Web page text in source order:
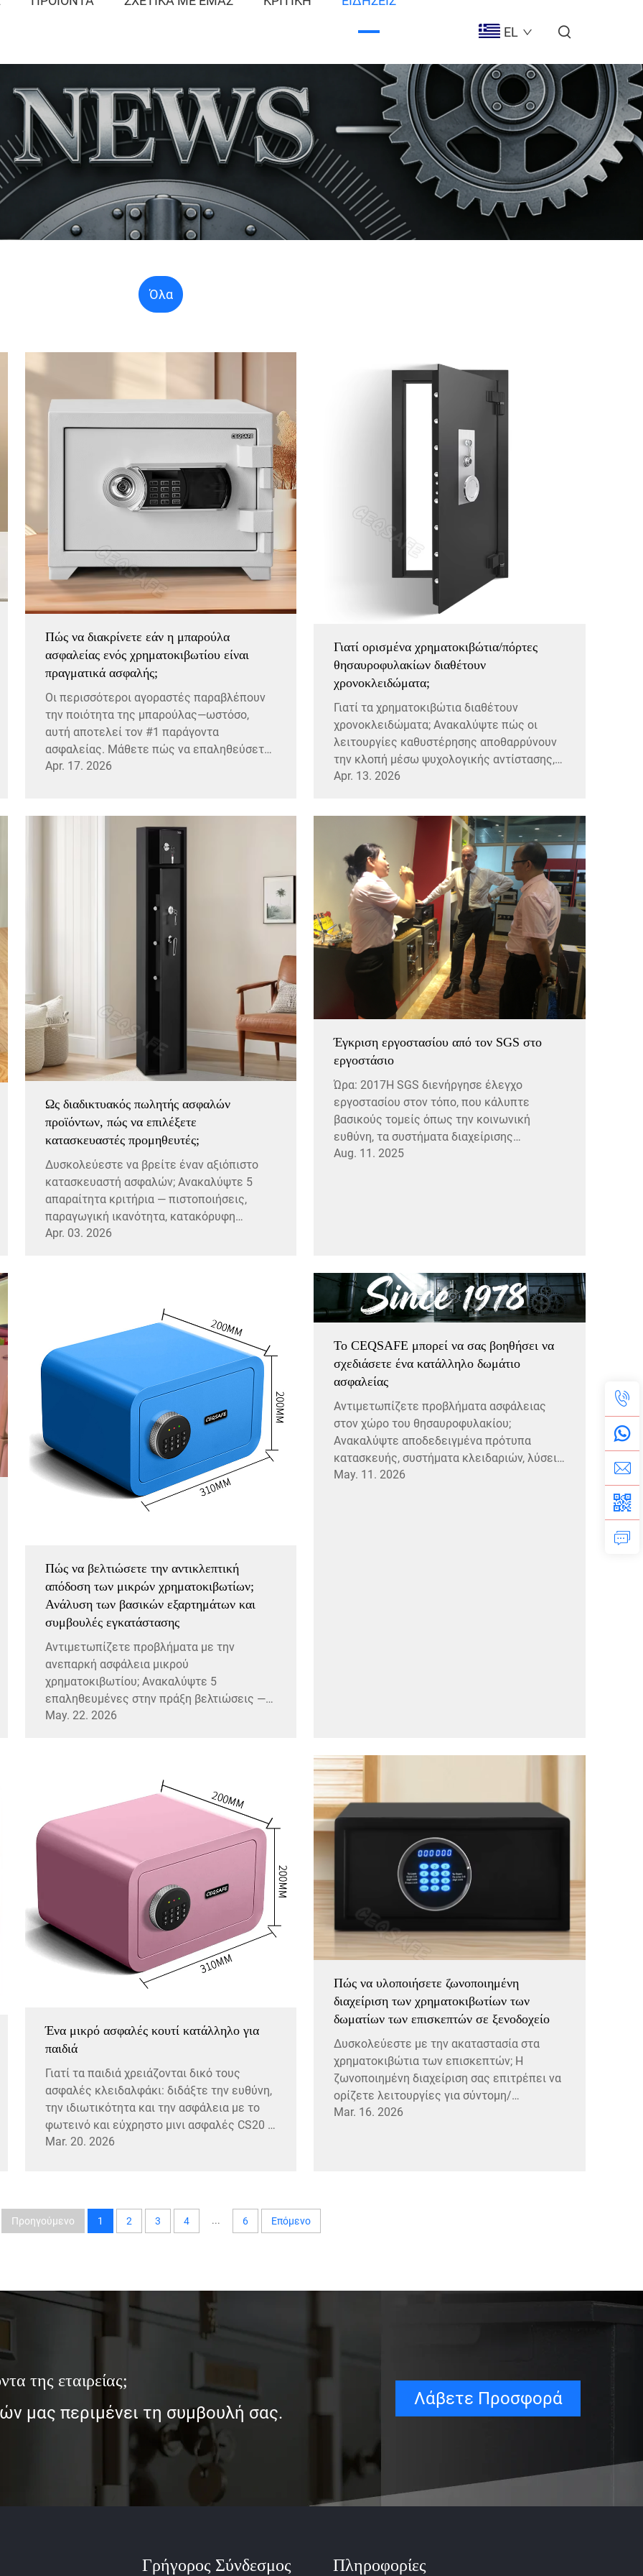
EL
Όλα
Πώς να διακρίνετε εάν η μπαρούλα
ασφαλείας ενός χρηματοκιβωτίου είναι
πραγματικά ασφαλής;
Οι περισσότεροι αγοραστές παραβλέπουν
την ποιότητα της μπαρούλας—ωστόσο,
αυτή αποτελεί τον #1 παράγοντα
ασφαλείας. Μάθετε πώς να επαληθεύσετε
τον αριθμό των μπαρούλων, τη σκληρότητα
επανακλειδώματος. Αξιολογήστε όπως
ένας επαγγελματίας ήδη σήμερα.
Apr. 17. 2026
Γιατί ορισμένα χρηματοκιβώτια/πόρτες
θησαυροφυλακίων διαθέτουν
χρονοκλειδώματα;
Γιατί τα χρηματοκιβώτια διαθέτουν
χρονοκλειδώματα; Ανακαλύψτε πώς οι
λειτουργίες καθυστέρησης αποθαρρύνουν
την κλοπή μέσω ψυχολογικής αντίστασης,
πιστοποιημένης από τη βιομηχανία
γιατί είναι απαραίτητα.
Apr. 13. 2026
Ως διαδικτυακός πωλητής ασφαλών
προϊόντων, πώς να επιλέξετε
κατασκευαστές προμηθευτές;
Δυσκολεύεστε να βρείτε έναν αξιόπιστο
κατασκευαστή ασφαλών; Ανακαλύψτε 5
απαραίτητα κριτήρια — πιστοποιήσεις,
παραγωγική ικανότητα, κατακόρυφη
ενσωμάτωση, OEM/ODM και έλεγχος
Apr. 03. 2026
Έγκριση εργοστασίου από τον SGS στο
εργοστάσιο
Ώρα: 2017Η SGS διενήργησε έλεγχο
εργοστασίου στον τόπο, που κάλυπτε
βασικούς τομείς όπως την κοινωνική
ευθύνη, τα συστήματα διαχείρισης
ποιότητας, το περιβάλλον παραγωγής και
Aug. 11. 2025
Πώς να βελτιώσετε την αντικλεπτική
απόδοση των μικρών χρηματοκιβωτίων;
Ανάλυση των βασικών εξαρτημάτων και
συμβουλές εγκατάστασης
Αντιμετωπίζετε προβλήματα με την
ανεπαρκή ασφάλεια μικρού
χρηματοκιβωτίου; Ανακαλύψτε 5
επαληθευμένες στην πράξη βελτιώσεις —
στερέωση με βίδες, μηχανισμοί κλειδαριάς,
May. 22. 2026
Το CEQSAFE μπορεί να σας βοηθήσει να
σχεδιάσετε ένα κατάλληλο δωμάτιο
ασφαλείας
Αντιμετωπίζετε προβλήματα ασφάλειας
στον χώρο του θησαυροφυλακίου;
Ανακαλύψτε αποδεδειγμένα πρότυπα
κατασκευής, συστήματα κλειδαριών, λύσεις
εξαερισμού και καλύτερες πρακτικές
May. 11. 2026
Ένα μικρό ασφαλές κουτί κατάλληλο για
παιδιά
Γιατί τα παιδιά χρειάζονται δικό τους
ασφαλές κλειδαλφάκι: διδάξτε την ευθύνη,
την ιδιωτικότητα και την ασφάλεια με το
φωτεινό και εύχρηστο μινι ασφαλές CS20 —
σχεδιασμένο για παιδιά, εμπιστευμένο από
Mar. 20. 2026
Πώς να υλοποιήσετε ζωνοποιημένη
διαχείριση των χρηματοκιβωτίων των
δωματίων των επισκεπτών σε ξενοδοχείο
Δυσκολεύεστε με την ακαταστασία στα
χρηματοκιβώτια των επισκεπτών; Η
ζωνοποιημένη διαχείριση σας επιτρέπει να
ορίζετε λειτουργίες για σύντομη/
μακρόχρονη χρήση, μοναδικούς κωδικούς
Mar. 16. 2026
Προηγούμενο 1 2 3 4 ... 6 Επόμενο
της εταιρείας;
μας περιμένει τη συμβουλή σας.
Λάβετε Προσφορά
Γρήγορος Σύνδεσμος Πληροφορίες